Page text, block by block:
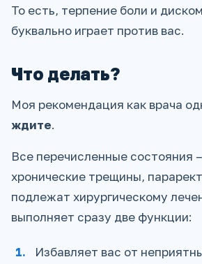
То есть, терпение боли и
буквально играет против вас.
Что делать?
Моя рекомендация как врача
ждите.
Все перечисленные состояния
хронические трещины,
подлежат хирургическому
выполняет сразу две функции:
Избавляет вас от